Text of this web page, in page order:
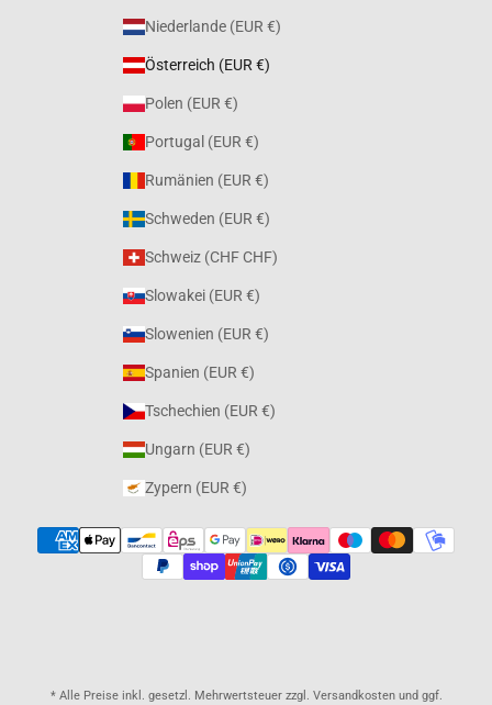
Niederlande (EUR €)
Österreich (EUR €)
Polen (EUR €)
Portugal (EUR €)
Rumänien (EUR €)
Schweden (EUR €)
Schweiz (CHF CHF)
Slowakei (EUR €)
Slowenien (EUR €)
Spanien (EUR €)
Tschechien (EUR €)
Ungarn (EUR €)
Zypern (EUR €)
* Alle Preise inkl. gesetzl. Mehrwertsteuer zzgl. Versandkosten und ggf.